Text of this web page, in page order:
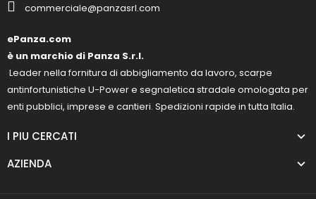
commerciale@panzasrl.com
ePanza.com
è un marchio di Panza S.r.l.
Leader nella fornitura di abbigliamento da lavoro, scarpe
antinfortunistiche U-Power e segnaletica stradale omologata per
enti pubblici, imprese e cantieri. Spedizioni rapide in tutta Italia.
I PIU CERCATI
AZIENDA